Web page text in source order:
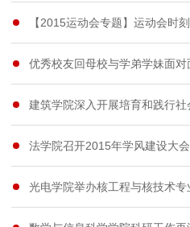
【2015运动会专题】运动会时
优秀校友回母校与学弟学妹面对
建筑学院深入开展培育和践行社会主
法学院召开2015年学风建设大会
光电学院举办核工程与核技术